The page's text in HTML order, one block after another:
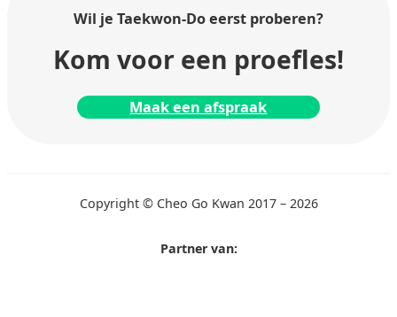
Wil je Taekwon-Doeerst proberen?
Kom voor een proefles!
Maak een afspraak
Copyright © Cheo Go Kwan 2017 – 2026
Partner van: